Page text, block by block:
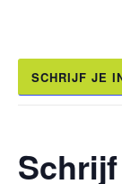
SCHRIJF JE